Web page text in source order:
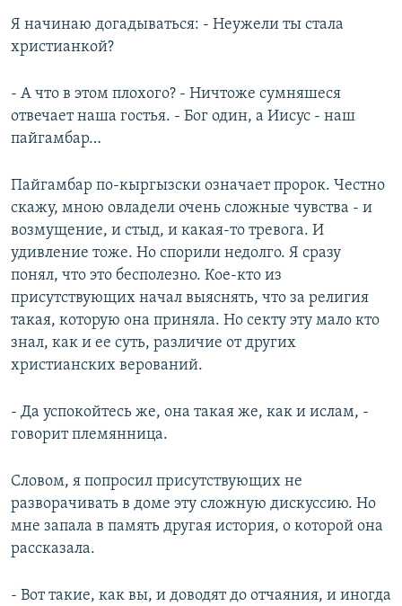
Я начинаю догадываться: - Неужели ты стала
христианкой?
- А что в этом плохого? - Ничтоже сумняшеся
отвечает наша гостья. - Бог один, а Иисус - наш
пайгамбар…
Пайгамбар по-кыргызски означает пророк. Честно
скажу, мною овладели очень сложные чувства - и
возмущение, и стыд, и какая-то тревога. И
удивление тоже. Но спорили недолго. Я сразу
понял, что это бесполезно. Кое-кто из
присутствующих начал выяснять, что за религия
такая, которую она приняла. Но секту эту мало кто
знал, как и ее суть, различие от других
христианских верований.
- Да успокойтесь же, она такая же, как и ислам, -
говорит племянница.
Словом, я попросил присутствующих не
разворачивать в доме эту сложную дискуссию. Но
мне запала в память другая история, о которой она
рассказала.
- Вот такие, как вы, и доводят до отчаяния, и иногда